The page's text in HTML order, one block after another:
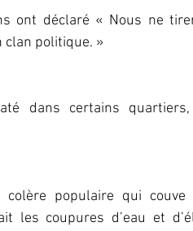
ont déclaré « Nous ne
clan politique. »
dans certains
populaire qui couve
les coupures d’eau et